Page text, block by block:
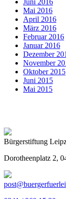
Juni 2016
Mai 2016
April 2016
März 2016
Februar 2016
Januar 2016
Dezember
November
Oktober 2015
Juni 2015
Mai 2015
Bürgerstiftung
Dorotheenplatz 2,